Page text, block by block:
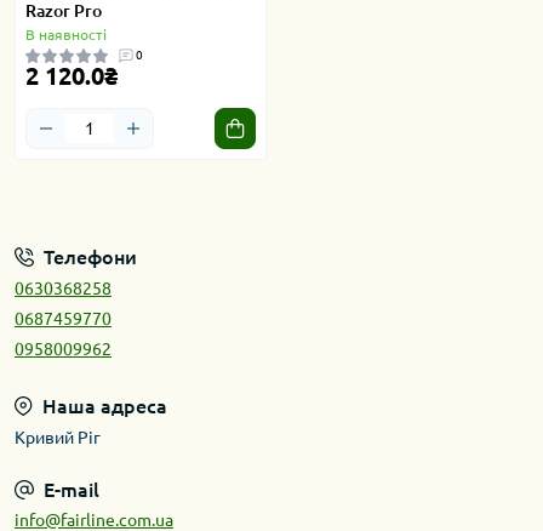
Razor Pro
В наявності
0
2 120.0₴
Телефони
0630368258
0687459770
0958009962
Наша адреса
Кривий Ріг
E-mail
info@fairline.com.ua